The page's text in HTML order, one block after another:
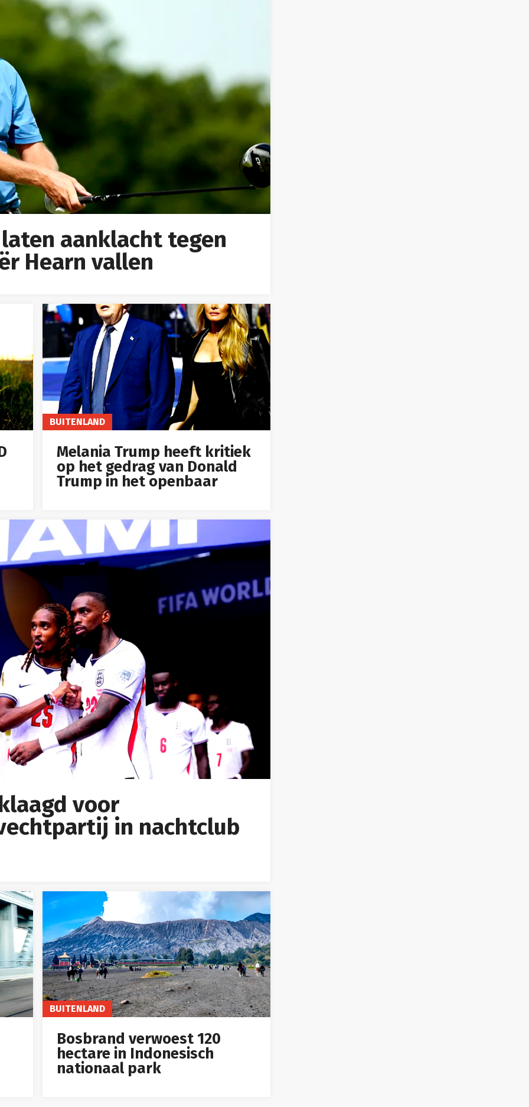
aanklacht tegen
Hearn vallen
BUITENLAND
Melania Trump heeft kritiek
op het gedrag van Donald
Trump in het openbaar
voor
in nachtclub
BUITENLAND
Bosbrand verwoest 120
hectare in Indonesisch
nationaal park